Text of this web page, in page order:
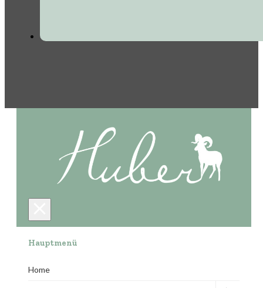
Hauptmenü
Home